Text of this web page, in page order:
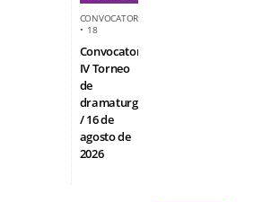
CONVOCATORIAS
• 18
Convocatoria
IV Torneo
de
dramaturgia
/ 16 de
agosto de
2026